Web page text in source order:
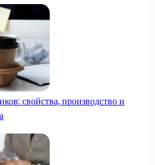
свойства, производство и